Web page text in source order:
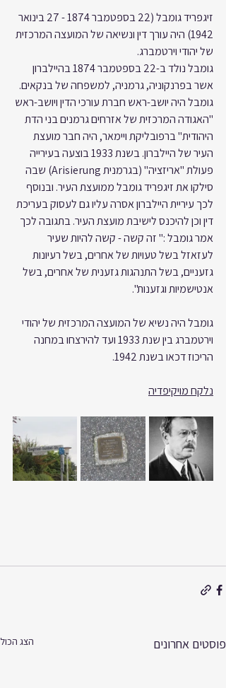
זיגפריד גומבל (22 בספטמבר 1874 - 27 בינואר
1942) היה עורך דין ונשיאה של המועצה המרכזית
של יהודי וירטמברג.
גומבל נולד ב-22 בספטמבר 1874 בהיילברון
אשר בפרנקוניה, גרמניה, למשפחה של בנקאים.
גומבל היה יושב-ראש חברת עורכי הדין ויושב-ראש
"האגודה המרכזית של אזרחים גרמנים בני הדת
היהודית" ברפובליקת ויימאר, היה חבר מועצת
העיר של היילברון. בשנת 1933 בוצעה בעירייה
פעולת "אריזציה" (בגרמנית Arisierung) שבה
סילקו את זיגפריד גומבל ממועצת העיר. ובנוסף
לכך עיריית היילברון אסרה עליו גם לעסוק בעריכת
דין וכן להיכנס לישיבת מועצת העיר. בתגובה לכך
אמר גומבל :" זה קשה - קשה להיות שעיר
לעזאזל בשל טעויות של אחרים, בשל רעיונות
גזעניים, בשל התנהגות גזענית של אחרים, בשל
אנטישמיות וגזענות".
גומבל היה נשיא של המועצה המרכזית של יהודי
וירטמברג בין שנת 1933 ועד להירצחו במחנה
הריכוז דכאו בשנת 1942.
נלקח מויקיפדיה
פוסטים אחרונים הצג הכול